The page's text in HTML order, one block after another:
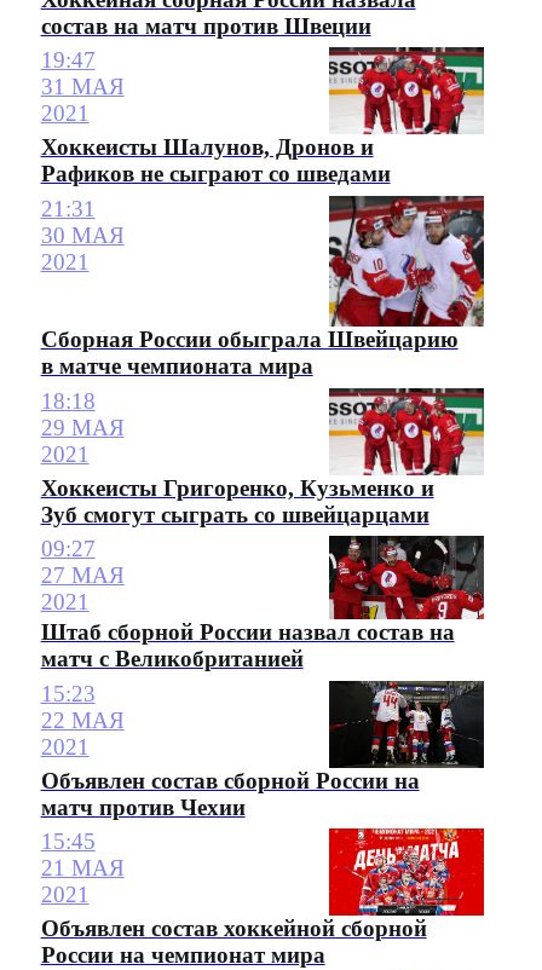
состав на матч против Швеции
19:47
31 МАЯ
2021
Хоккеисты Шалунов, Дронов и
Рафиков не сыграют со шведами
21:31
30 МАЯ
2021
Сборная России обыграла Швейцарию
в матче чемпионата мира
18:18
29 МАЯ
2021
Хоккеисты Григоренко, Кузьменко и
Зуб смогут сыграть со швейцарцами
09:27
27 МАЯ
2021
Штаб сборной России назвал состав на
матч с Великобританией
15:23
22 МАЯ
2021
Объявлен состав сборной России на
матч против Чехии
15:45
21 МАЯ
2021
Объявлен состав хоккейной сборной
России на чемпионат мира